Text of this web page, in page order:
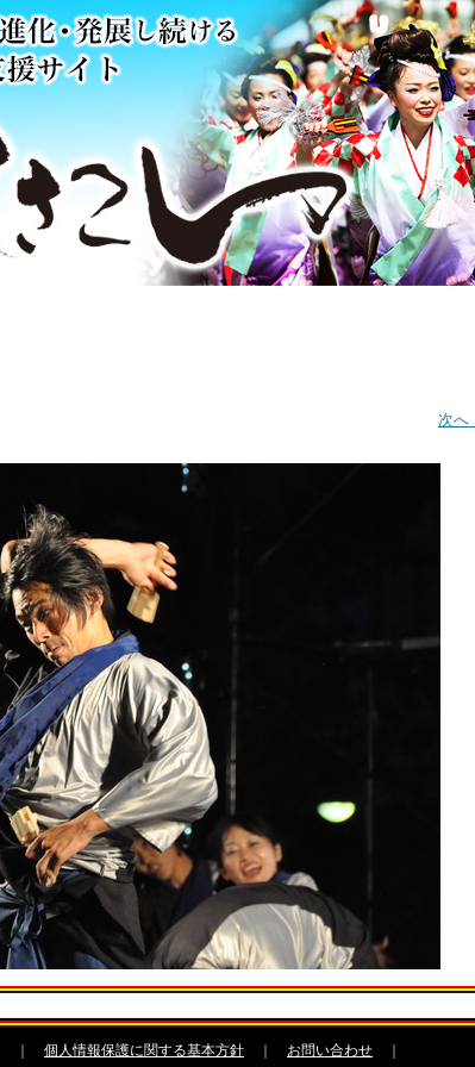
次
｜ 個人情報保護に関する基本方針 ｜ お問い合わせ ｜